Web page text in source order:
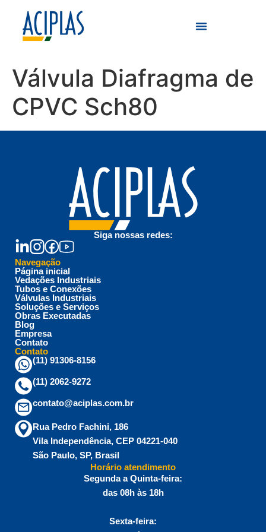
Válvula Diafragma de
CPVC Sch80
Siga nossas redes:
Navegação
Página inicial
Vedações Industriais
Tubos e Conexões
Válvulas Industriais
Soluções e Serviços
Obras Executadas
Blog
Empresa
Contato
Contato
(11) 91306-8156
(11) 2062-9272
contato@aciplas.com.br
Rua Pedro Fachini, 186
Vila Independência, CEP 04221-040
São Paulo, SP, Brasil
Horário atendimento
Segunda a Quinta-feira:
das 08h às 18h
Sexta-feira: